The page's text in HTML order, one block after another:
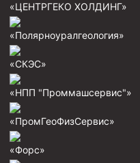
Фрезеры торцевые с
Магнитные ловители
Фрезеры
Фрезеры стартово-
Фрезеры Барракуда
«ЦЕНТРГЕКО ХОЛДИНГ»
«Полярноуралгеология»
«СКЭС»
«НПП "Проммашсервис"»
«ПромГеоФизСервис»
«Форс»